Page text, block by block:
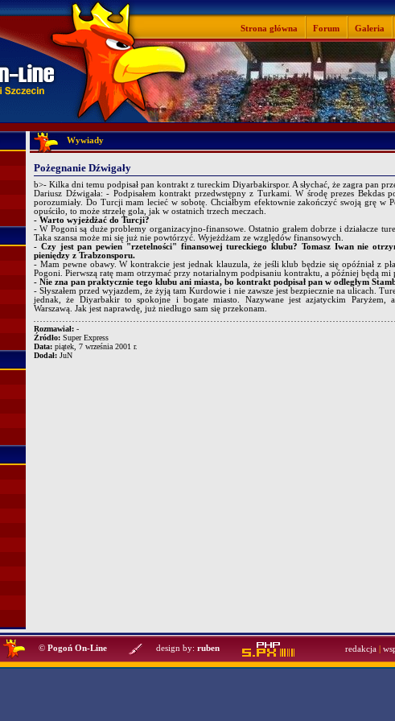
Strona główna Forum Galeria
Wywiady
Pożegnanie Dźwigały
b>- Kilka dni temu podpisał pan kontrakt z tureckim Diyarbakirspor. A słychać, że zagra pan
Dariusz Dźwigała: - Podpisałem kontrakt przedwstępny z Turkami. W środę prezes Bekdas
porozumiały. Do Turcji mam lecieć w sobotę. Chciałbym efektownie zakończyć swoją grę w
opuściło, to może strzelę gola, jak w ostatnich trzech meczach.
- Warto wyjeżdżać do Turcji?
- W Pogoni są duże problemy organizacyjno-finansowe. Ostatnio grałem dobrze i działacze
Taka szansa może mi się już nie powtórzyć. Wyjeżdżam ze względów finansowych.
- Czy jest pan pewien "rzetelności" finansowej tureckiego klubu? Tomasz Iwan nie
pieniędzy z Trabzonsporu.
- Mam pewne obawy. W kontrakcie jest jednak klauzula, że jeśli klub będzie się opóźniał z
Pogoni. Pierwszą ratę mam otrzymać przy notarialnym podpisaniu kontraktu, a później będą mi
- Nie zna pan praktycznie tego klubu ani miasta, bo kontrakt podpisał pan w odległym
- Słyszałem przed wyjazdem, że żyją tam Kurdowie i nie zawsze jest bezpiecznie na ulicach.
jednak, że Diyarbakir to spokojne i bogate miasto. Nazywane jest azjatyckim Paryżem,
Warszawą. Jak jest naprawdę, już niedługo sam się przekonam.
Rozmawiał: -
Źródło: Super Express
Data: piątek, 7 września 2001 r.
Dodał: JuN
© Pogoń On-Line design by: ruben redakcja